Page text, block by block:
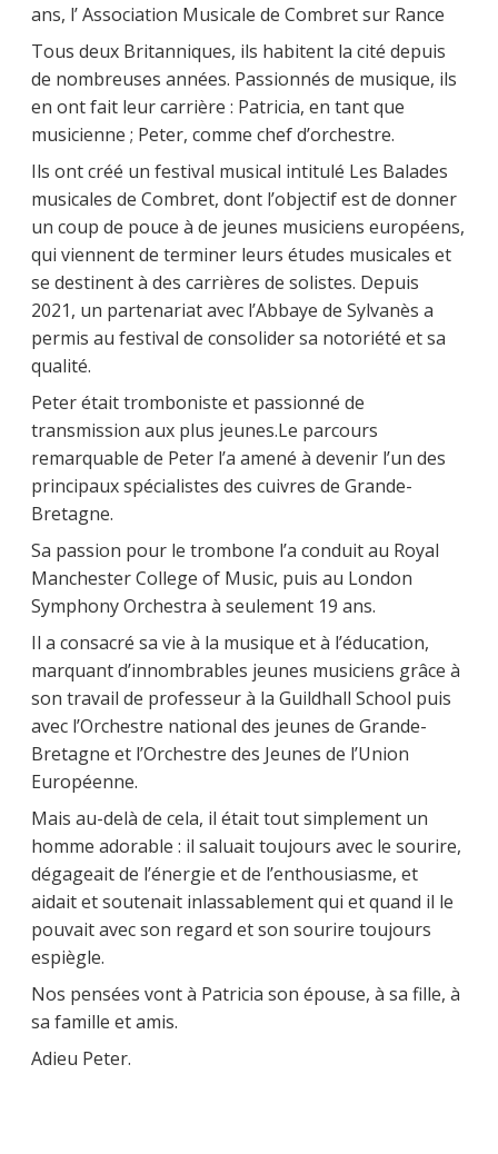
ans, l’ Association Musicale de Combret sur Rance
Tous deux Britanniques, ils habitent la cité depuis
de nombreuses années. Passionnés de musique, ils
en ont fait leur carrière : Patricia, en tant que
musicienne ; Peter, comme chef d’orchestre.
Ils ont créé un festival musical intitulé Les Balades
musicales de Combret, dont l’objectif est de donner
un coup de pouce à de jeunes musiciens européens,
qui viennent de terminer leurs études musicales et
se destinent à des carrières de solistes. Depuis
2021, un partenariat avec l’Abbaye de Sylvanès a
permis au festival de consolider sa notoriété et sa
qualité.
Peter était tromboniste et passionné de
transmission aux plus jeunes.Le parcours
remarquable de Peter l’a amené à devenir l’un des
principaux spécialistes des cuivres de Grande-
Bretagne.
Sa passion pour le trombone l’a conduit au Royal
Manchester College of Music, puis au London
Symphony Orchestra à seulement 19 ans.
Il a consacré sa vie à la musique et à l’éducation,
marquant d’innombrables jeunes musiciens grâce à
son travail de professeur à la Guildhall School puis
avec l’Orchestre national des jeunes de Grande-
Bretagne et l’Orchestre des Jeunes de l’Union
Européenne.
Mais au-delà de cela, il était tout simplement un
homme adorable : il saluait toujours avec le sourire,
dégageait de l’énergie et de l’enthousiasme, et
aidait et soutenait inlassablement qui et quand il le
pouvait avec son regard et son sourire toujours
espiègle.
Nos pensées vont à Patricia son épouse, à sa fille, à
sa famille et amis.
Adieu Peter.